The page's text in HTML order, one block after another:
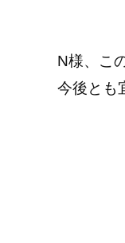
N様、こ
今後とも